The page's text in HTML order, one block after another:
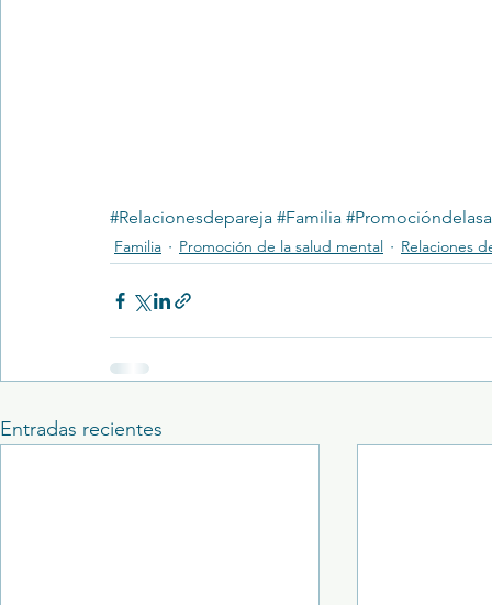
#Relacionesdepareja #Familia
Familia Promoción de la salud mental Relaciones
Entradas recientes